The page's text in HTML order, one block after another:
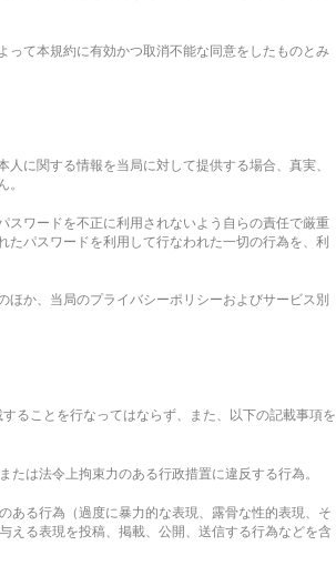
って本規約に有効かつ取消不能な同意をしたものとみ
に関する情報を当局に対して提供する場合、真実、
。
スワードを不正に利用されないよう自らの責任で厳重
パスワードを利用して行なわれた一切の行為を、利
か、当局のプライバシーポリシーおよびサービス別
ることを行なってはならず、また、以下の記載事項を
たは法令上拘束力のある行政措置に違反する行為。
ある行為（過度に暴力的な表現、露骨な性的表現、そ
える表現を投稿、掲載、公開、送信する行為などを含